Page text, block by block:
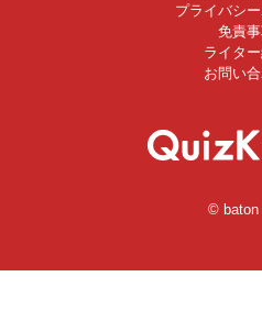
プライバシ
免責
ライタ
お問い
© baton